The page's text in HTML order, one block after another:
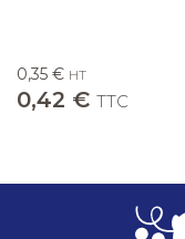
0,35 € HT
0,42 € TTC